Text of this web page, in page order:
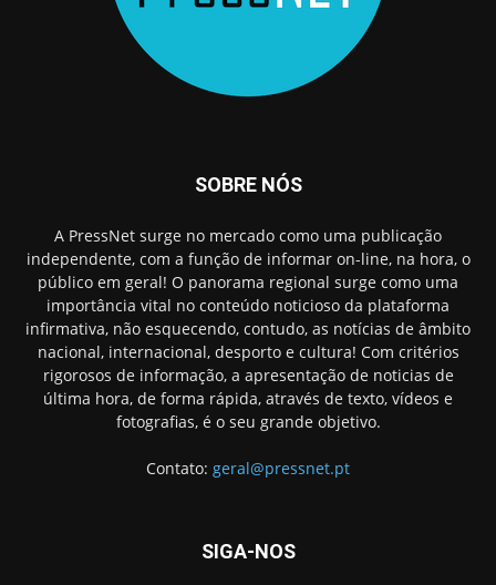
SOBRE NÓS
A PressNet surge no mercado como uma publicação
independente, com a função de informar on-line, na hora, o
público em geral! O panorama regional surge como uma
importância vital no conteúdo noticioso da plataforma
infirmativa, não esquecendo, contudo, as notícias de âmbito
nacional, internacional, desporto e cultura! Com critérios
rigorosos de informação, a apresentação de noticias de
última hora, de forma rápida, através de texto, vídeos e
fotografias, é o seu grande objetivo.
Contato: geral@pressnet.pt
SIGA-NOS